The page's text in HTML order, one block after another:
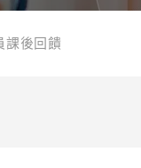
課後回饋